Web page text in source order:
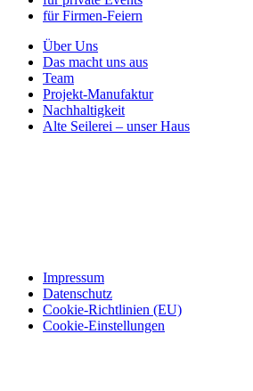
für Firmen-Feiern
Über Uns
Das macht uns aus
Team
Projekt-Manufaktur
Nachhaltigkeit
Alte Seilerei – unser Haus
Impressum
Datenschutz
Cookie-Richtlinien (EU)
Cookie-Einstellungen